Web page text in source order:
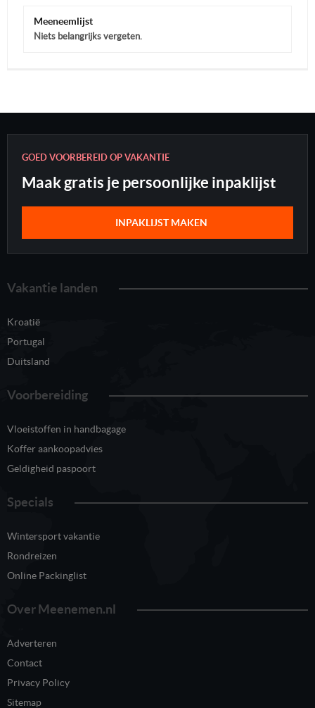
Meeneemlijst
Niets belangrijks vergeten.
GOED VOORBEREID OP VAKANTIE
Maak gratis je persoonlijke inpaklijst
INPAKLIJST MAKEN
Vakantie landen
Kroatië
Portugal
Duitsland
Voorbereiding
Vloeistoffen in handbagage
Koffer aankoopadvies
Geldigheid paspoort
Specials
Wintersport vakantie
Rondreizen
Online Packinglist
Over Meenemen.nl
Adverteren
Contact
Privacy Policy
Sitemap